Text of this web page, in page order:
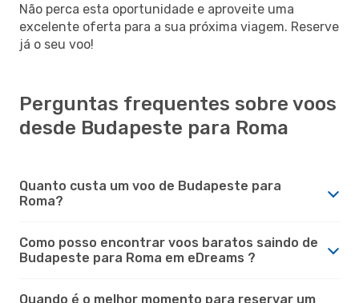
Não perca esta oportunidade e aproveite uma
excelente oferta para a sua próxima viagem. Reserve
já o seu voo!
Perguntas frequentes sobre voos
desde Budapeste para Roma
Quanto custa um voo de Budapeste para
Roma?
Como posso encontrar voos baratos saindo de
Budapeste para Roma em eDreams ?
Quando é o melhor momento para reservar um